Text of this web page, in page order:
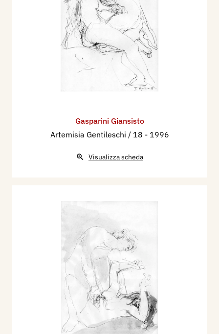
Gasparini Giansisto
Artemisia Gentileschi / 18 - 1996
Visualizza scheda